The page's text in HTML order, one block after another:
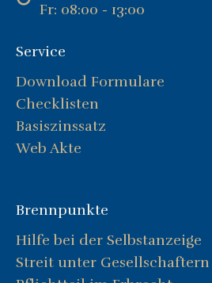
Fr: 08:00 - 13:00
Service
Download Formulare
Checklisten
Basiszinssatz
Web Akte
Brennpunkte
Hilfe bei der Selbstanzeige
Streit unter Gesellschaftern